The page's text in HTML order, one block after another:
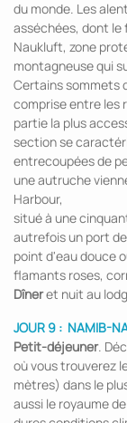
du monde. Les
asséchées, dont le
Naukluft, zone
montagneuse qui
Certains sommets
comprise entre les
partie la plus
section se
entrecoupées de
une autruche
Harbour,
situé à une
autrefois un port
point d'eau douce
flamants roses,
Dîneret nuit au
JOUR 9 : NAMIB-
Petit-déjeuner.
où vous trouverez
mètres) dans le
aussi le royaume